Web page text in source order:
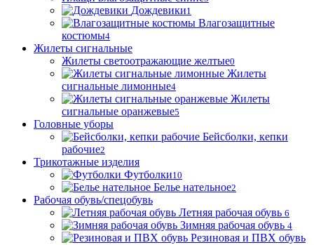
Дождевики1
Влагозащитные
костюмы4
Жилеты сигнальные
Жилеты светоотражающие желтые0
Жилеты
сигнальные лимонные4
Жилеты
сигнальные оранжевые5
Головные уборы
Бейсболки, кепки
рабочие2
Трикотажные изделия
Футболки10
Белье нательное2
Рабочая обувь/спецобувь
Летняя рабочая обувь 6
Зимняя рабочая обувь 4
Резиновая и ПВХ обувь